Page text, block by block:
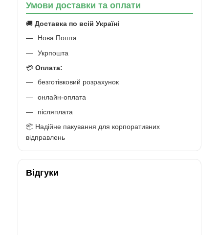
Умови доставки та оплати
🚚 Доставка по всій Україні
Нова Пошта
Укрпошта
💳 Оплата:
безготівковий розрахунок
онлайн-оплата
післяплата
📦 Надійне пакування для корпоративних
відправлень
Відгуки